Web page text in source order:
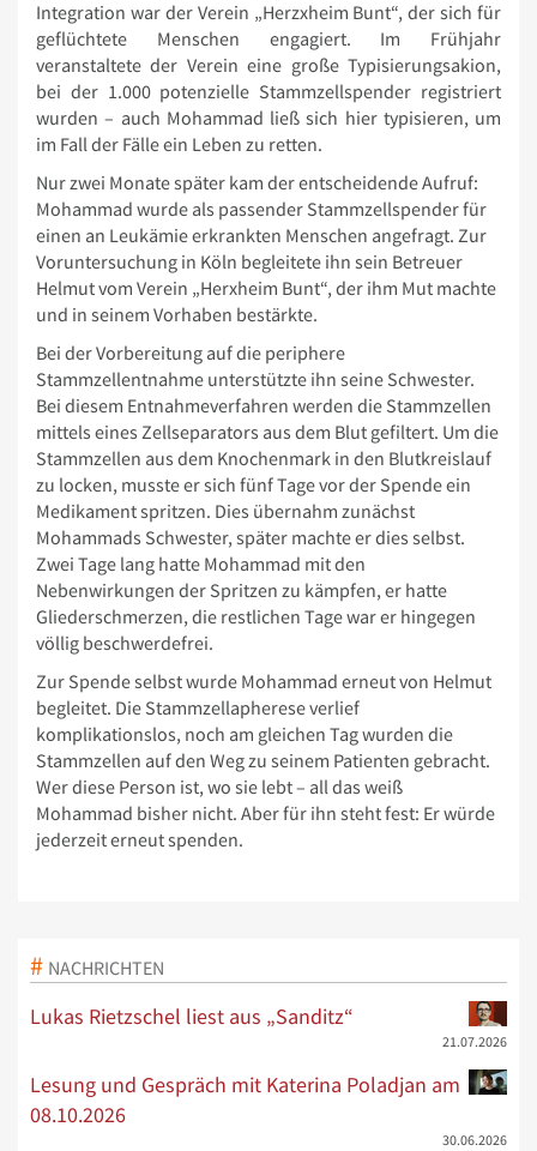
Integration war der Verein „Herzxheim Bunt“, der sich für
geflüchtete Menschen engagiert. Im Frühjahr
veranstaltete der Verein eine große Typisierungsakion,
bei der 1.000 potenzielle Stammzellspender registriert
wurden – auch Mohammad ließ sich hier typisieren, um
im Fall der Fälle ein Leben zu retten.
Nur zwei Monate später kam der entscheidende Aufruf:
Mohammad wurde als passender Stammzellspender für
einen an Leukämie erkrankten Menschen angefragt. Zur
Voruntersuchung in Köln begleitete ihn sein Betreuer
Helmut vom Verein „Herxheim Bunt“, der ihm Mut machte
und in seinem Vorhaben bestärkte.
Bei der Vorbereitung auf die periphere
Stammzellentnahme unterstützte ihn seine Schwester.
Bei diesem Entnahmeverfahren werden die Stammzellen
mittels eines Zellseparators aus dem Blut gefiltert. Um die
Stammzellen aus dem Knochenmark in den Blutkreislauf
zu locken, musste er sich fünf Tage vor der Spende ein
Medikament spritzen. Dies übernahm zunächst
Mohammads Schwester, später machte er dies selbst.
Zwei Tage lang hatte Mohammad mit den
Nebenwirkungen der Spritzen zu kämpfen, er hatte
Gliederschmerzen, die restlichen Tage war er hingegen
völlig beschwerdefrei.
Zur Spende selbst wurde Mohammad erneut von Helmut
begleitet. Die Stammzellapherese verlief
komplikationslos, noch am gleichen Tag wurden die
Stammzellen auf den Weg zu seinem Patienten gebracht.
Wer diese Person ist, wo sie lebt – all das weiß
Mohammad bisher nicht. Aber für ihn steht fest: Er würde
jederzeit erneut spenden.
NACHRICHTEN
Lukas Rietzschel liest aus „Sanditz“
21.07.2026
Lesung und Gespräch mit Katerina Poladjan am
08.10.2026
30.06.2026